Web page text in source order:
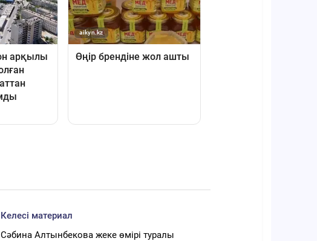
Келесі материал
Сәбина Алтынбекова жеке өмірі туралы